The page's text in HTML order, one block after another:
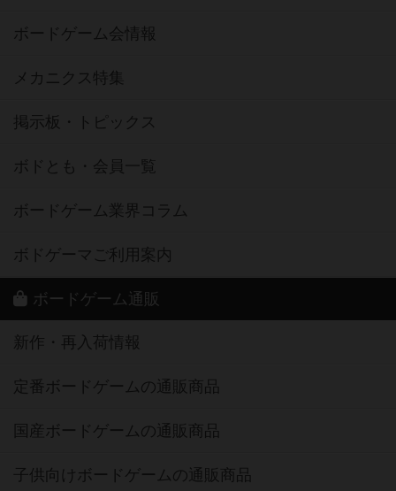
ボードゲーム会情報
メカニクス特集
掲示板・トピックス
ボドとも・会員一覧
ボードゲーム業界コラム
ボドゲーマご利用案内
ボードゲーム通販
新作・再入荷情報
定番ボードゲームの通販商品
国産ボードゲームの通販商品
子供向けボードゲームの通販商品